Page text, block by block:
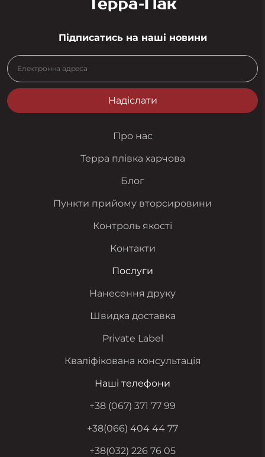
Підписатись на наші новини
Надіслати
Про нас
Терра плівка харчова
Блог
Пункти прийому вторсировини
Контроль якості
Контакти
Послуги
Нанесення друку
Швидка доставка
Private Label
Кваліфікована консультація
Наші телефони
+38 (067) 371 77 99
+38(066) 404 44 77
+38(032) 226 76 05